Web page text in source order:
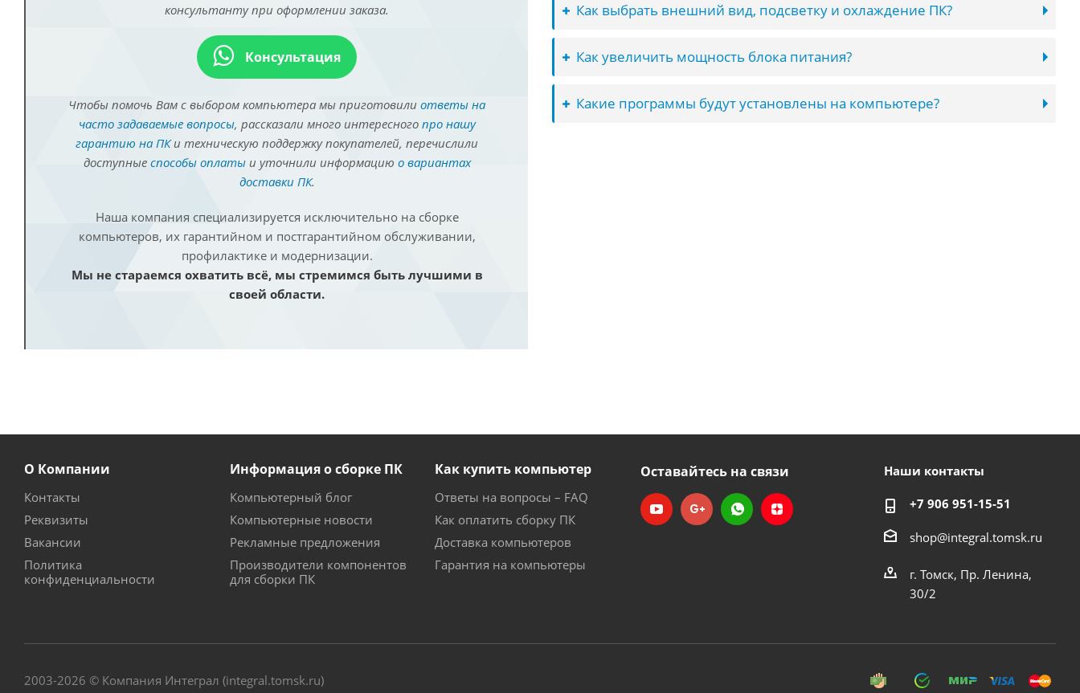
консультанту при оформлении заказа.
Консультация
Чтобы помочь Вам с выбором компьютера мы приготовили ответы на
часто задаваемые вопросы, рассказали много интересного про нашу
гарантию на ПКи техническую поддержку покупателей, перечислили
доступные способы оплатыи уточнили информацию о вариантах
доставки ПК.
Наша компания специализируется исключительно на сборке
компьютеров, их гарантийном и постгарантийном обслуживании,
профилактике и модернизации.
Мы не стараемся охватить всё, мы стремимся быть лучшими в
своей области.
Как выбрать внешний вид, подсветку и охлаждение ПК?
Как увеличить мощность блока питания?
Какие программы будут установлены на компьютере?
О Компании
Контакты
Реквизиты
Вакансии
Политика
конфиденциальности
Информация о сборке ПК
Компьютерный блог
Компьютерные новости
Рекламные предложения
Производители компонентов
для сборки ПК
Как купить компьютер
Ответы на вопросы – FAQ
Как оплатить сборку ПК
Доставка компьютеров
Гарантия на компьютеры
Оставайтесь на связи Наши контакты
+7 906 951-15-51
shop@integral.tomsk.ru
г. Томск, Пр. Ленина,
30/2
2003-2026 © Компания Интеграл (integral.tomsk.ru)